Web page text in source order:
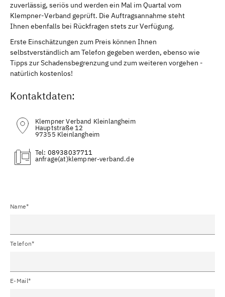
zuverlässig, seriös und werden ein Mal im Quartal vom
Klempner-Verband geprüft. Die Auftragsannahme steht
Ihnen ebenfalls bei Rückfragen stets zur Verfügung.
Erste Einschätzungen zum Preis können Ihnen
selbstverständlich am Telefon gegeben werden, ebenso wie
Tipps zur Schadensbegrenzung und zum weiteren vorgehen -
natürlich kostenlos!
Kontaktdaten:
Klempner Verband Kleinlangheim
Hauptstraße 12
97355 Kleinlangheim
Tel: 08938037711
(at)
Name*
Telefon*
E-Mail*